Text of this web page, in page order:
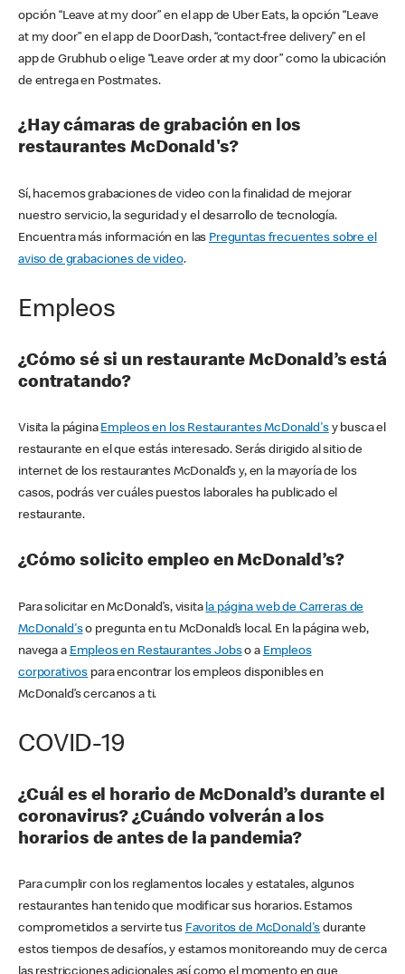
opción “Leave at my door” en el app de Uber Eats, la opción “Leave
at my door” en el app de DoorDash, “contact-free delivery” en el
app de Grubhub o elige “Leave order at my door” como la ubicación
de entrega en Postmates.
¿Hay cámaras de grabación en los
restaurantes McDonald's?
Sí, hacemos grabaciones de video con la finalidad de mejorar
nuestro servicio, la seguridad y el desarrollo de tecnología.
Encuentra más información en las Preguntas frecuentes sobre el
aviso de grabaciones de video.
Empleos
¿Cómo sé si un restaurante McDonald’s está
contratando?
Visita la página Empleos en los Restaurantes McDonald'sy busca el
restaurante en el que estás interesado. Serás dirigido al sitio de
internet de los restaurantes McDonald’s y, en la mayoría de los
casos, podrás ver cuáles puestos laborales ha publicado el
restaurante.
¿Cómo solicito empleo en McDonald’s?
Para solicitar en McDonald’s, visita la página web de Carreras de
McDonald'so pregunta en tu McDonald’s local. En la página web,
navega a Empleos en Restaurantes Jobso a Empleos
corporativos para encontrar los empleos disponibles en
McDonald’s cercanos a ti.
COVID-19
¿Cuál es el horario de McDonald’s durante el
coronavirus? ¿Cuándo volverán a los
horarios de antes de la pandemia?
Para cumplir con los reglamentos locales y estatales, algunos
restaurantes han tenido que modificar sus horarios. Estamos
comprometidos a servirte tus Favoritos de McDonald's durante
estos tiempos de desafíos, y estamos monitoreando muy de cerca